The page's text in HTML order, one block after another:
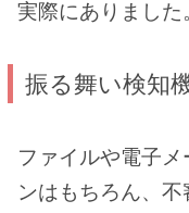
実際にありました
振る舞い検知
ファイルや電子
ンはもちろん、